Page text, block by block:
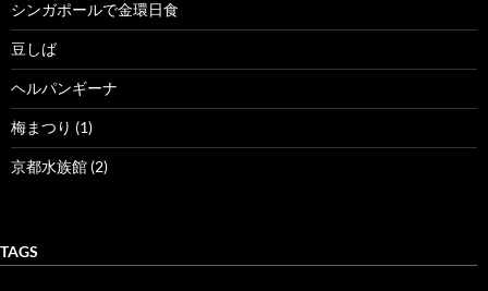
シンガポールで金環日食
豆しば
ヘルパンギーナ
梅まつり (1)
京都水族館 (2)
TAGS